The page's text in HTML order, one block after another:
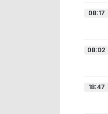
08:17
08:02
18:47